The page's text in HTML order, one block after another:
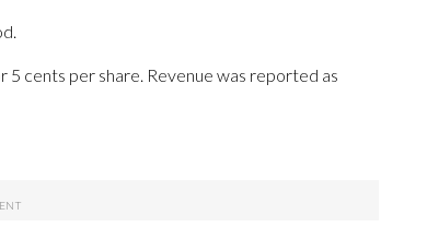
5 cents per share. Revenue was reported as